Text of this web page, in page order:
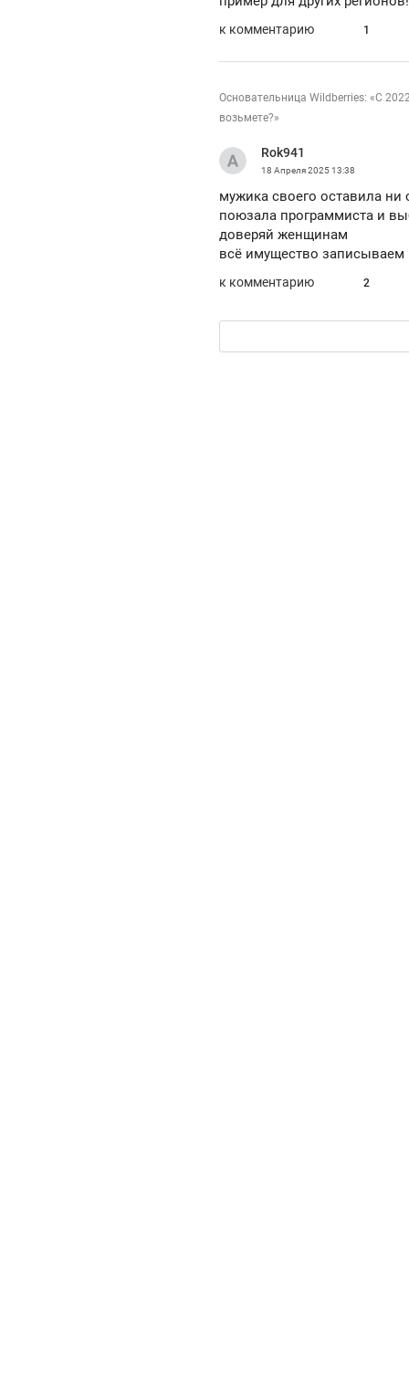
к комментарию 1
Основательница Wildberries: «С
возьмете?»
Rok941
18 Апреля 202513:38
мужика своего оставила
поюзала программиста и
доверяй женщинам
всё имущество записываем
к комментарию 2